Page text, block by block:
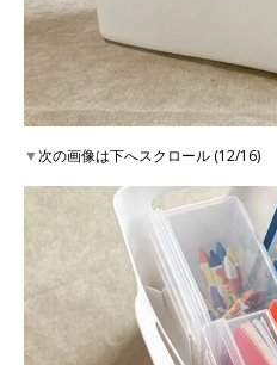
▼次の画像は下へスクロール (12/16)